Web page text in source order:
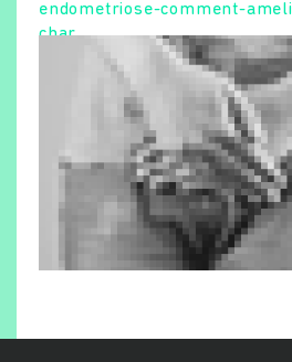
Rechercher
endometriose-comment-
char…